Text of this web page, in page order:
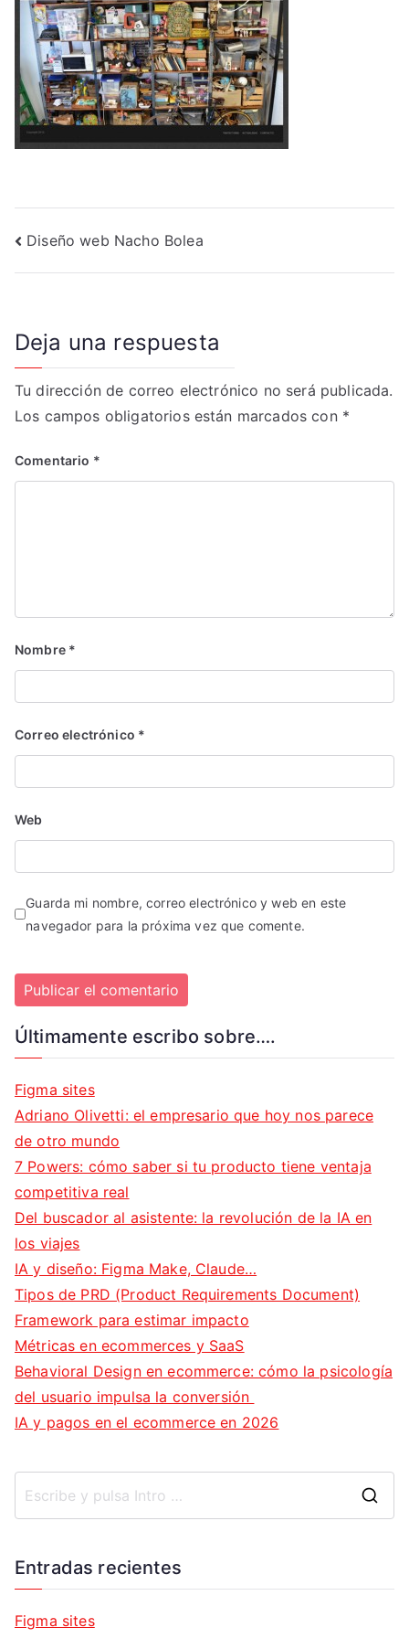
Navegación
de
Diseño web Nacho Bolea
Deja una respuesta
Tu dirección de correo electrónico no será publicada.
Los campos obligatorios están marcados con *
Comentario *
Nombre *
Correo electrónico *
Web
Guarda mi nombre, correo electrónico y web en este
navegador para la próxima vez que comente.
Últimamente escribo sobre….
Figma sites
Adriano Olivetti: el empresario que hoy nos parece
de otro mundo
7 Powers: cómo saber si tu producto tiene ventaja
competitiva real
Del buscador al asistente: la revolución de la IA en
los viajes
IA y diseño: Figma Make, Claude…
Tipos de PRD (Product Requirements Document)
Framework para estimar impacto
Métricas en ecommerces y SaaS
Behavioral Design en ecommerce: cómo la psicología
del usuario impulsa la conversión
IA y pagos en el ecommerce en 2026
Entradas recientes
Figma sites